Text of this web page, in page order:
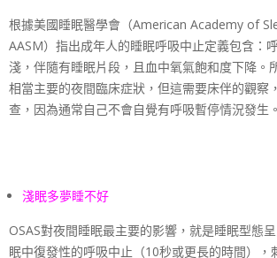
根據美國睡眠醫學會（American Academy of
AASM）指出成年人的睡眠呼吸中止定義包含：
淺，伴隨有睡眠片段，且血中氧氣飽和度下降。
相當主要的夜間臨床症狀，但這需要床伴的觀察
查，因為通常自己不會自覺有呼吸暫停情況發生。
淺眠多夢睡不好
OSAS對夜間睡眠最主要的影響，就是睡眠型態
眠中復發性的呼吸中止（10秒或更長的時間），